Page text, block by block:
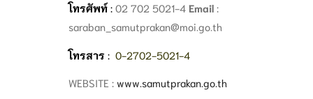
โทรศัพท์: 02 702 5021-4 Email :
saraban_samutprakan@moi.go.th
โทรสาร : 0-2702-5021-4
WEBSITE : www.samutprakan.go.th